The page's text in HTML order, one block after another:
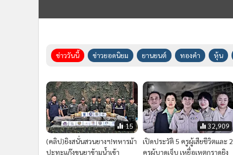
ข่าววันนี้ ข่าวยอดนิยม ยานยนต์ ทองคำ หุ้น
15
(คลิป)ยิงสนั่นสวนยางฯ!ทหารม้า
ปะทะแก๊งขนยาข้ามน้ำเข้า
32,909
เปิดประวัติ 5 ครูผู้เสียชีวิตและ 2
ครูผู้บาดเจ็บ เหยื่อเหตุกราดยิง